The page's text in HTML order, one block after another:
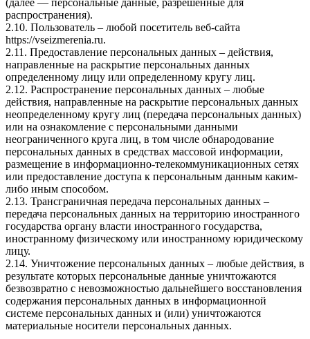
(далее — персональные данные, разрешенные для
распространения).
2.10. Пользователь – любой посетитель веб-сайта
https://vseizmerenia.ru.
2.11. Предоставление персональных данных – действия,
направленные на раскрытие персональных данных
определенному лицу или определенному кругу лиц.
2.12. Распространение персональных данных – любые
действия, направленные на раскрытие персональных данных
неопределенному кругу лиц (передача персональных данных)
или на ознакомление с персональными данными
неограниченного круга лиц, в том числе обнародование
персональных данных в средствах массовой информации,
размещение в информационно-телекоммуникационных сетях
или предоставление доступа к персональным данным каким-
либо иным способом.
2.13. Трансграничная передача персональных данных –
передача персональных данных на территорию иностранного
государства органу власти иностранного государства,
иностранному физическому или иностранному юридическому
лицу.
2.14. Уничтожение персональных данных – любые действия, в
результате которых персональные данные уничтожаются
безвозвратно с невозможностью дальнейшего восстановления
содержания персональных данных в информационной
системе персональных данных и (или) уничтожаются
материальные носители персональных данных.